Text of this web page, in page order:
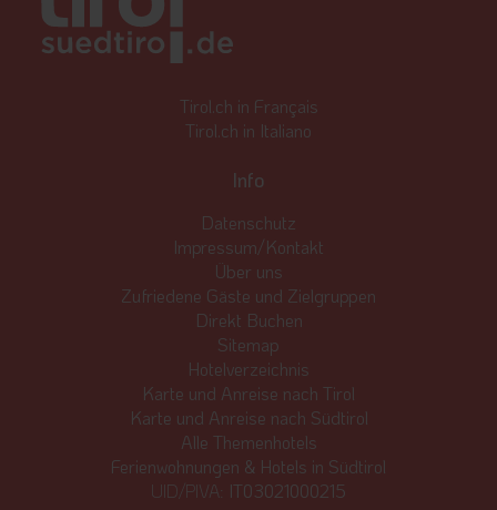
Tirol.ch in Français
Tirol.ch in Italiano
Info
Datenschutz
Impressum/Kontakt
Über uns
Zufriedene Gäste und Zielgruppen
Direkt Buchen
Sitemap
Hotelverzeichnis
Karte und Anreise nach Tirol
Karte und Anreise nach Südtirol
Alle Themenhotels
Ferienwohnungen & Hotels in Südtirol
UID/PIVA: IT03021000215